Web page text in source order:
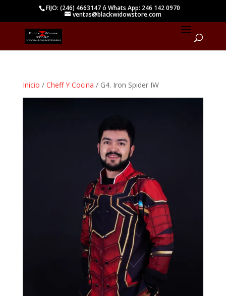
FIJO: (246) 4663147 ó Whats App: 246 142 0970
ventas@blackwidowstore.com
Inicio / Cheff Y Cocina / G4. Iron Spider IW